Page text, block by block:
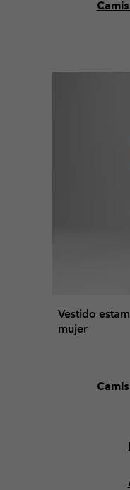
Vestido
mujer